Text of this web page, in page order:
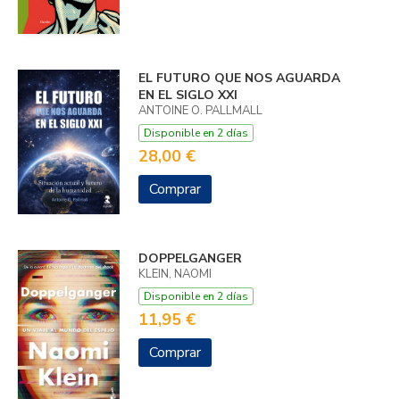
EL FUTURO QUE NOS AGUARDA
EN EL SIGLO XXI
ANTOINE O. PALLMALL
Disponible en 2 días
28,00 €
Comprar
DOPPELGANGER
KLEIN, NAOMI
Disponible en 2 días
11,95 €
Comprar